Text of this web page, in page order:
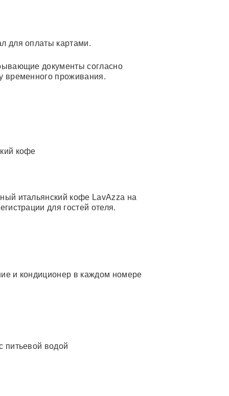
для оплаты картами.
документы согласно
временного проживания.
кофе
итальянский кофе LavAzza на
для гостей отеля.
и кондиционер в каждом номере
питьевой водой